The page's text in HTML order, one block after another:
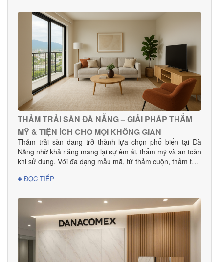
gỗ công nghiệp uy tín, được nhiều khách hàng gia đình,
khách sạn, showroom và văn phòng tin dùng.
THẢM TRẢI SÀN ĐÀ NẴNG – GIẢI PHÁP THẨM
MỸ & TIỆN ÍCH CHO MỌI KHÔNG GIAN
Thảm trải sàn đang trở thành lựa chọn phổ biến tại Đà
Nẵng nhờ khả năng mang lại sự êm ái, thẩm mỹ và an toàn
khi sử dụng. Với đa dạng mẫu mã, từ thảm cuộn, thảm tấm
mọi nhu cầu decor và thi công dự án.
ĐỌC TIẾP